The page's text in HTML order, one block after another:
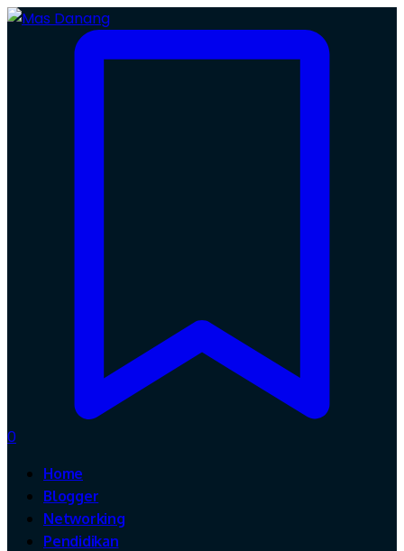
0
Home
Blogger
Networking
Pendidikan